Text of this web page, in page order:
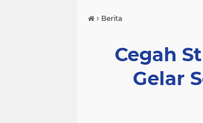
› Berita
Cegah
Gelar